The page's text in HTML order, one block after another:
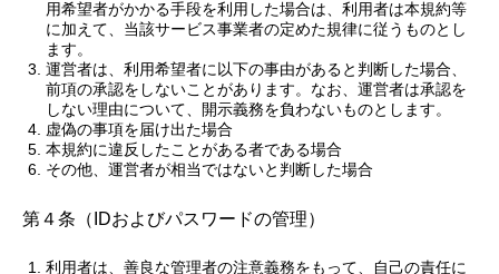
用希望者がかかる手段を利用した場合は、利用者は本規約等
に加えて、当該サービス事業者の定めた規律に従うものとし
ます。
運営者は、利用希望者に以下の事由があると判断した場合、
前項の承認をしないことがあります。なお、運営者は承認を
しない理由について、開示義務を負わないものとします。
虚偽の事項を届け出た場合
本規約に違反したことがある者である場合
その他、運営者が相当ではないと判断した場合
第４条（IDおよびパスワードの管理）
利用者は、善良な管理者の注意義務をもって、自己の責任に